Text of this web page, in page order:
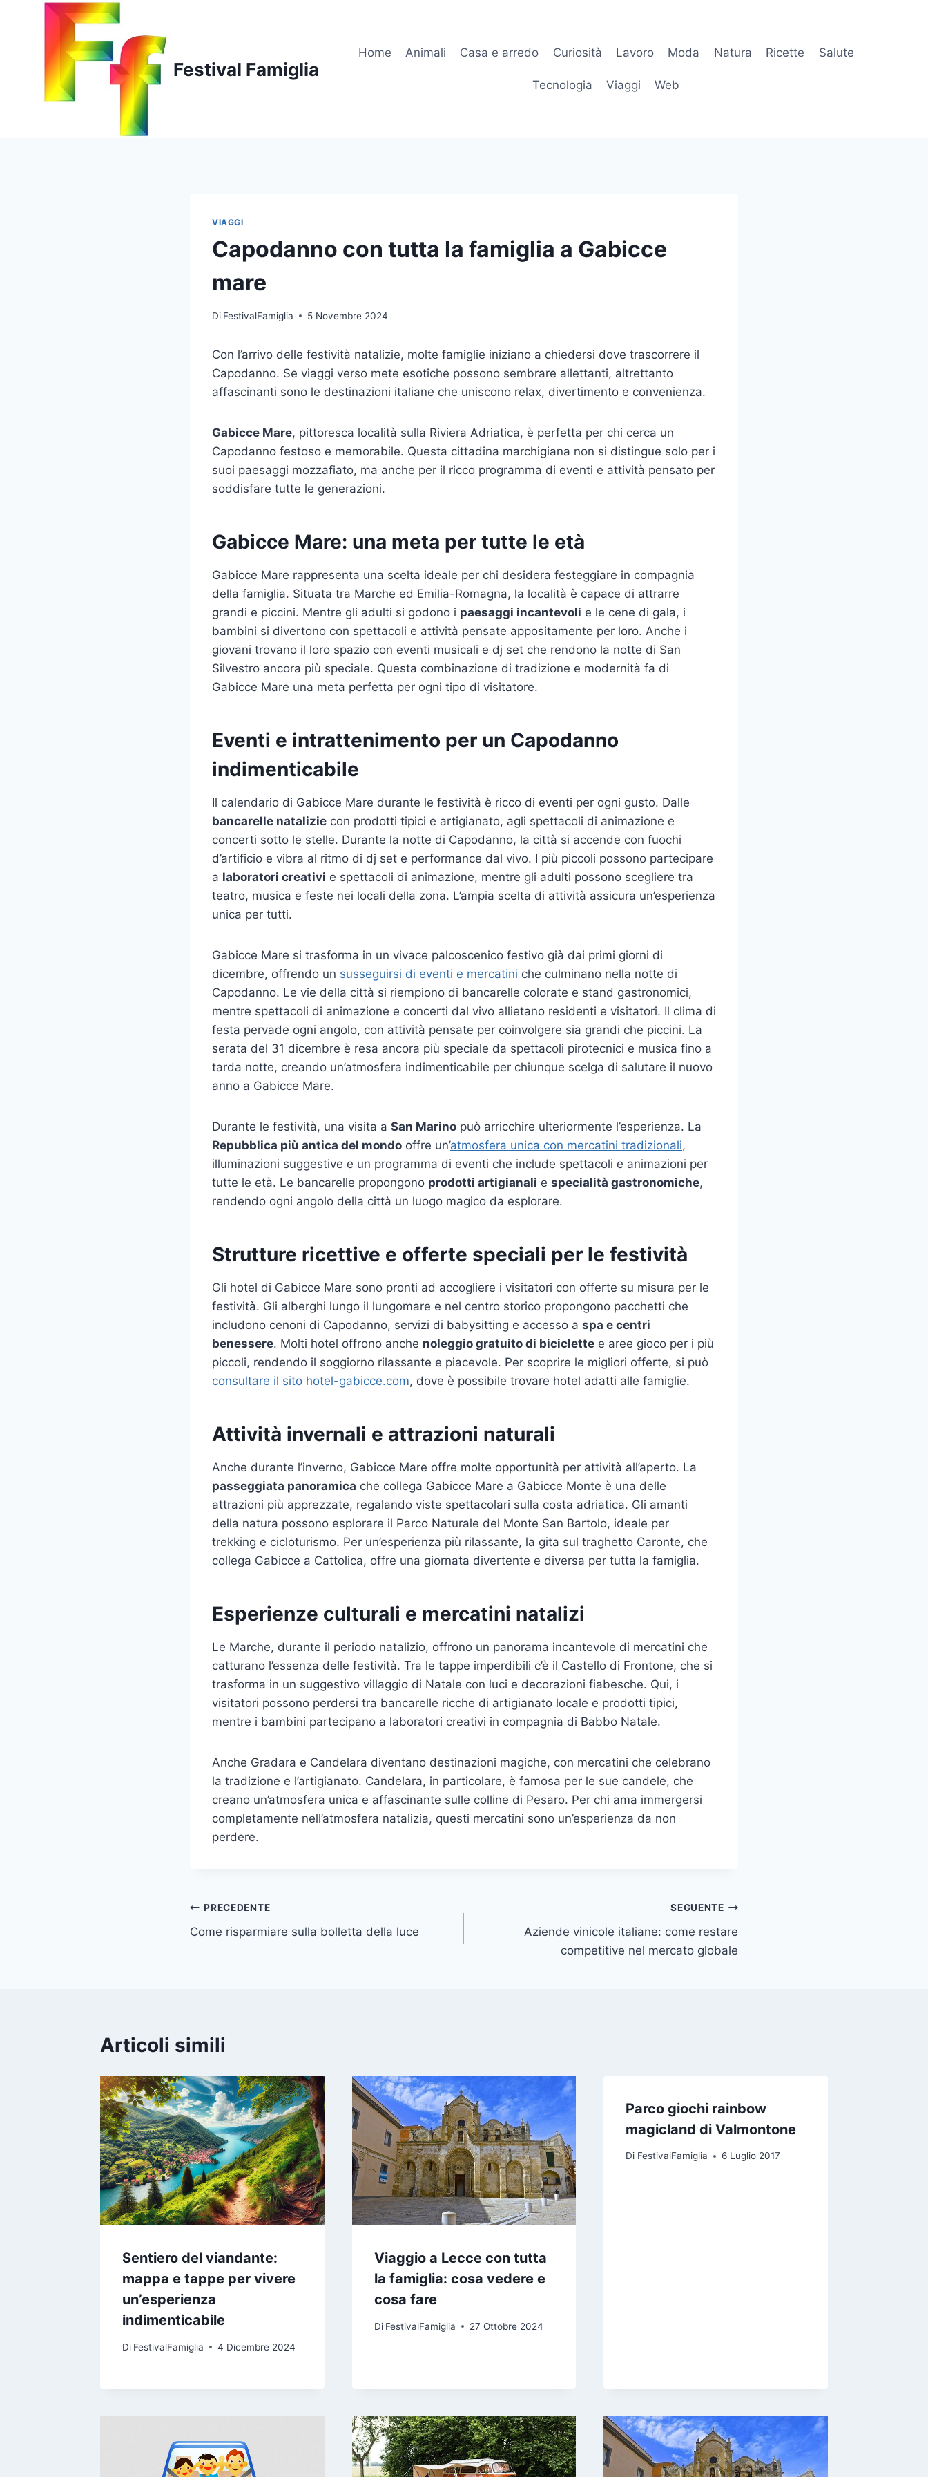
Festival Famiglia
Home Animali Casa e arredo Curiosità Lavoro Moda Natura Ricette Salute
Tecnologia Viaggi Web
VIAGGI
Capodanno con tutta la famiglia a Gabicce
mare
Di FestivalFamiglia 5 Novembre 2024
Con l’arrivo delle festività natalizie, molte famiglie iniziano a chiedersi dove trascorrere il
Capodanno. Se viaggi verso mete esotiche possono sembrare allettanti, altrettanto
affascinanti sono le destinazioni italiane che uniscono relax, divertimento e convenienza.
Gabicce Mare, pittoresca località sulla Riviera Adriatica, è perfetta per chi cerca un
Capodanno festoso e memorabile. Questa cittadina marchigiana non si distingue solo per i
suoi paesaggi mozzafiato, ma anche per il ricco programma di eventi e attività pensato per
soddisfare tutte le generazioni.
Gabicce Mare: una meta per tutte le età
Gabicce Mare rappresenta una scelta ideale per chi desidera festeggiare in compagnia
della famiglia. Situata tra Marche ed Emilia-Romagna, la località è capace di attrarre
grandi e piccini. Mentre gli adulti si godono i paesaggi incantevoli e le cene di gala, i
bambini si divertono con spettacoli e attività pensate appositamente per loro. Anche i
giovani trovano il loro spazio con eventi musicali e dj set che rendono la notte di San
Silvestro ancora più speciale. Questa combinazione di tradizione e modernità fa di
Gabicce Mare una meta perfetta per ogni tipo di visitatore.
Eventi e intrattenimento per un Capodanno
indimenticabile
Il calendario di Gabicce Mare durante le festività è ricco di eventi per ogni gusto. Dalle
bancarelle natalizie con prodotti tipici e artigianato, agli spettacoli di animazione e
concerti sotto le stelle. Durante la notte di Capodanno, la città si accende con fuochi
d’artificio e vibra al ritmo di dj set e performance dal vivo. I più piccoli possono partecipare
a laboratori creativi e spettacoli di animazione, mentre gli adulti possono scegliere tra
teatro, musica e feste nei locali della zona. L’ampia scelta di attività assicura un’esperienza
unica per tutti.
Gabicce Mare si trasforma in un vivace palcoscenico festivo già dai primi giorni di
dicembre, offrendo un susseguirsi di eventi e mercatini che culminano nella notte di
Capodanno. Le vie della città si riempiono di bancarelle colorate e stand gastronomici,
mentre spettacoli di animazione e concerti dal vivo allietano residenti e visitatori. Il clima di
festa pervade ogni angolo, con attività pensate per coinvolgere sia grandi che piccini. La
serata del 31 dicembre è resa ancora più speciale da spettacoli pirotecnici e musica fino a
tarda notte, creando un’atmosfera indimenticabile per chiunque scelga di salutare il nuovo
anno a Gabicce Mare.
Durante le festività, una visita a San Marino può arricchire ulteriormente l’esperienza. La
Repubblica più antica del mondo offre un’atmosfera unica con mercatini tradizionali,
illuminazioni suggestive e un programma di eventi che include spettacoli e animazioni per
tutte le età. Le bancarelle propongono prodotti artigianali e specialità gastronomiche,
rendendo ogni angolo della città un luogo magico da esplorare.
Strutture ricettive e offerte speciali per le festività
Gli hotel di Gabicce Mare sono pronti ad accogliere i visitatori con offerte su misura per le
festività. Gli alberghi lungo il lungomare e nel centro storico propongono pacchetti che
includono cenoni di Capodanno, servizi di babysitting e accesso a spa e centri
benessere. Molti hotel offrono anche noleggio gratuito di biciclette e aree gioco per i più
piccoli, rendendo il soggiorno rilassante e piacevole. Per scoprire le migliori offerte, si può
consultare il sito hotel-gabicce.com, dove è possibile trovare hotel adatti alle famiglie.
Attività invernali e attrazioni naturali
Anche durante l’inverno, Gabicce Mare offre molte opportunità per attività all’aperto. La
passeggiata panoramica che collega Gabicce Mare a Gabicce Monte è una delle
attrazioni più apprezzate, regalando viste spettacolari sulla costa adriatica. Gli amanti
della natura possono esplorare il Parco Naturale del Monte San Bartolo, ideale per
trekking e cicloturismo. Per un’esperienza più rilassante, la gita sul traghetto Caronte, che
collega Gabicce a Cattolica, offre una giornata divertente e diversa per tutta la famiglia.
Esperienze culturali e mercatini natalizi
Le Marche, durante il periodo natalizio, offrono un panorama incantevole di mercatini che
catturano l’essenza delle festività. Tra le tappe imperdibili c’è il Castello di Frontone, che si
trasforma in un suggestivo villaggio di Natale con luci e decorazioni fiabesche. Qui, i
visitatori possono perdersi tra bancarelle ricche di artigianato locale e prodotti tipici,
mentre i bambini partecipano a laboratori creativi in compagnia di Babbo Natale.
Anche Gradara e Candelara diventano destinazioni magiche, con mercatini che celebrano
la tradizione e l’artigianato. Candelara, in particolare, è famosa per le sue candele, che
creano un’atmosfera unica e affascinante sulle colline di Pesaro. Per chi ama immergersi
completamente nell’atmosfera natalizia, questi mercatini sono un’esperienza da non
perdere.
Navigazione
articoli
PRECEDENTE
Come risparmiare sulla bolletta della luce
SEGUENTE
Aziende vinicole italiane: come restare
competitive nel mercato globale
Articoli simili
Sentiero del viandante:
mappa e tappe per vivere
un’esperienza
indimenticabile
Di FestivalFamiglia 4 Dicembre 2024
Viaggio a Lecce con tutta
la famiglia: cosa vedere e
cosa fare
Di FestivalFamiglia 27 Ottobre 2024
Parco giochi rainbow
magicland di Valmontone
Di FestivalFamiglia 6 Luglio 2017